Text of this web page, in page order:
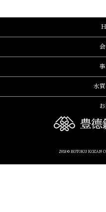
水
2018 © HOTOKU KOZAN